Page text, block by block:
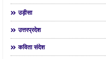
उड़ीसा
उत्तरप्रदेश
कविता संदेश